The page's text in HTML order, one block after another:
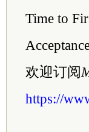
Time to
欢迎订阅
https://